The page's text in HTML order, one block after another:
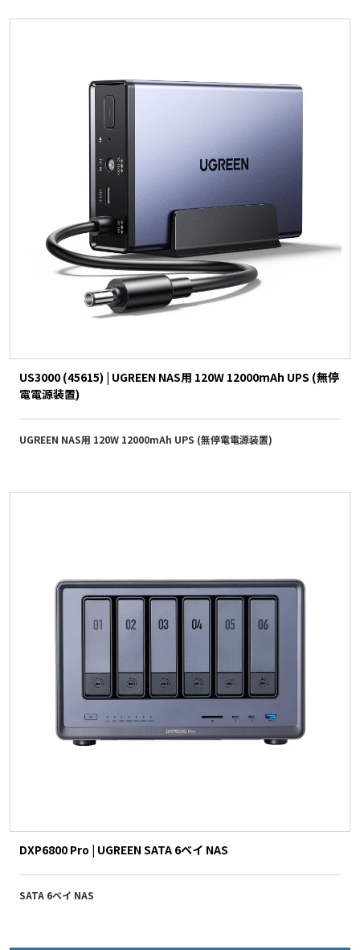
US3000 (45615) | UGREEN NAS用 120W 12000mAh UPS (無停
電電源装置)
UGREEN NAS用 120W 12000mAh UPS (無停電電源装置)
DXP6800 Pro | UGREEN SATA 6ベイ NAS
SATA 6ベイ NAS